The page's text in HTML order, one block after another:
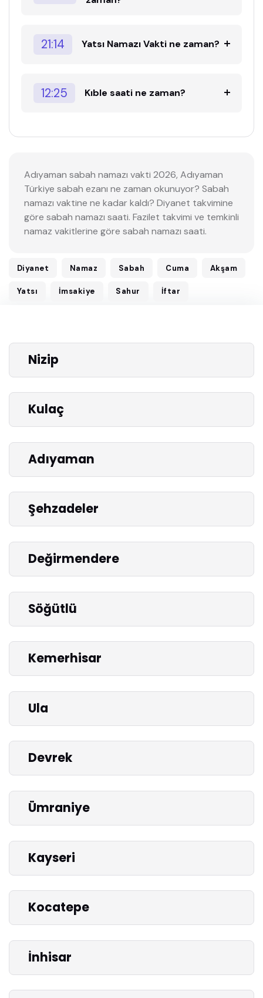
21:14 Yatsı Namazı Vakti ne zaman?
12:25 Kıble saati ne zaman?
Adıyaman sabah namazı vakti 2026, Adıyaman
Türkiye sabah ezanı ne zaman okunuyor? Sabah
namazı vaktine ne kadar kaldı? Diyanet takvimine
göre sabah namazı saati. Fazilet takvimi ve temkinli
namaz vakitlerine göre sabah namazı saati.
Diyanet Namaz Sabah Cuma Akşam
Yatsı İmsakiye Sahur İftar
Nizip
Kulaç
Adıyaman
Şehzadeler
Değirmendere
Söğütlü
Kemerhisar
Ula
Devrek
Ümraniye
Kayseri
Kocatepe
İnhisar